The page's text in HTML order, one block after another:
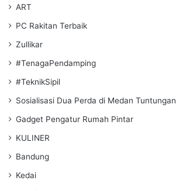
ART
PC Rakitan Terbaik
Zullikar
#TenagaPendamping
#TeknikSipil
Sosialisasi Dua Perda di Medan Tuntungan
Gadget Pengatur Rumah Pintar
KULINER
Bandung
Kedai